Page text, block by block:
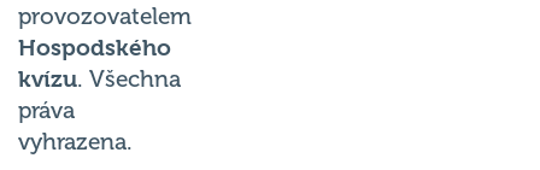
provozovatelem
Hospodského
kvízu. Všechna
práva
vyhrazena.